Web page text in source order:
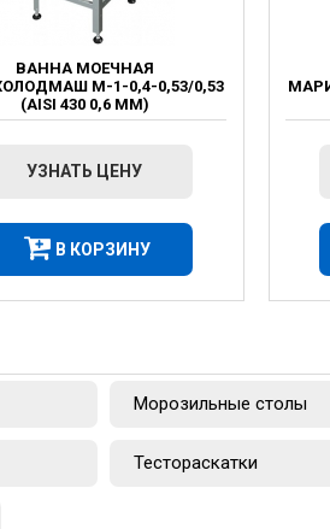
ВАННА МОЕЧНАЯ
М-1-0,4-0,53/0,53
(AISI 430 0,6 ММ)
УЗНАТЬ ЦЕНУ
В КОРЗИНУ
Морозильные столы
Тестораскатки